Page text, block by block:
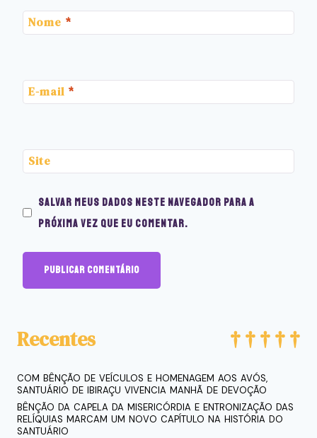
Nome *
E-mail *
Site
Salvar meus dados neste navegador para a
próxima vez que eu comentar.
Recentes
COM BÊNÇÃO DE VEÍCULOS E HOMENAGEM AOS AVÓS,
SANTUÁRIO DE IBIRAÇU VIVENCIA MANHÃ DE DEVOÇÃO
BÊNÇÃO DA CAPELA DA MISERICÓRDIA E ENTRONIZAÇÃO DAS
RELÍQUIAS MARCAM UM NOVO CAPÍTULO NA HISTÓRIA DO
SANTUÁRIO